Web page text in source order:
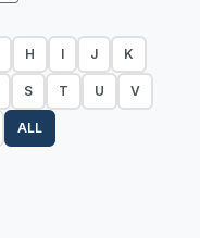
H I J K
S T U V
ALL